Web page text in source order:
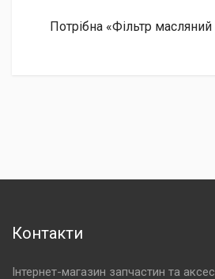
Потрібна «Фільтр
Контакти
Інтернет-магазин запчастин та